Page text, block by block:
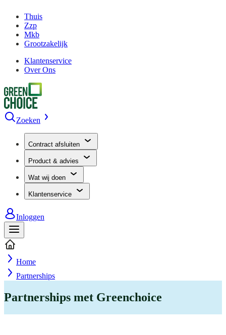
Thuis
Zzp
Mkb
Grootzakelijk
Klantenservice
Over Ons
Zoeken
Contract afsluiten
Product & advies
Wat wij doen
Klantenservice
Inloggen
Home
Partnerships
Partnerships met Greenchoice